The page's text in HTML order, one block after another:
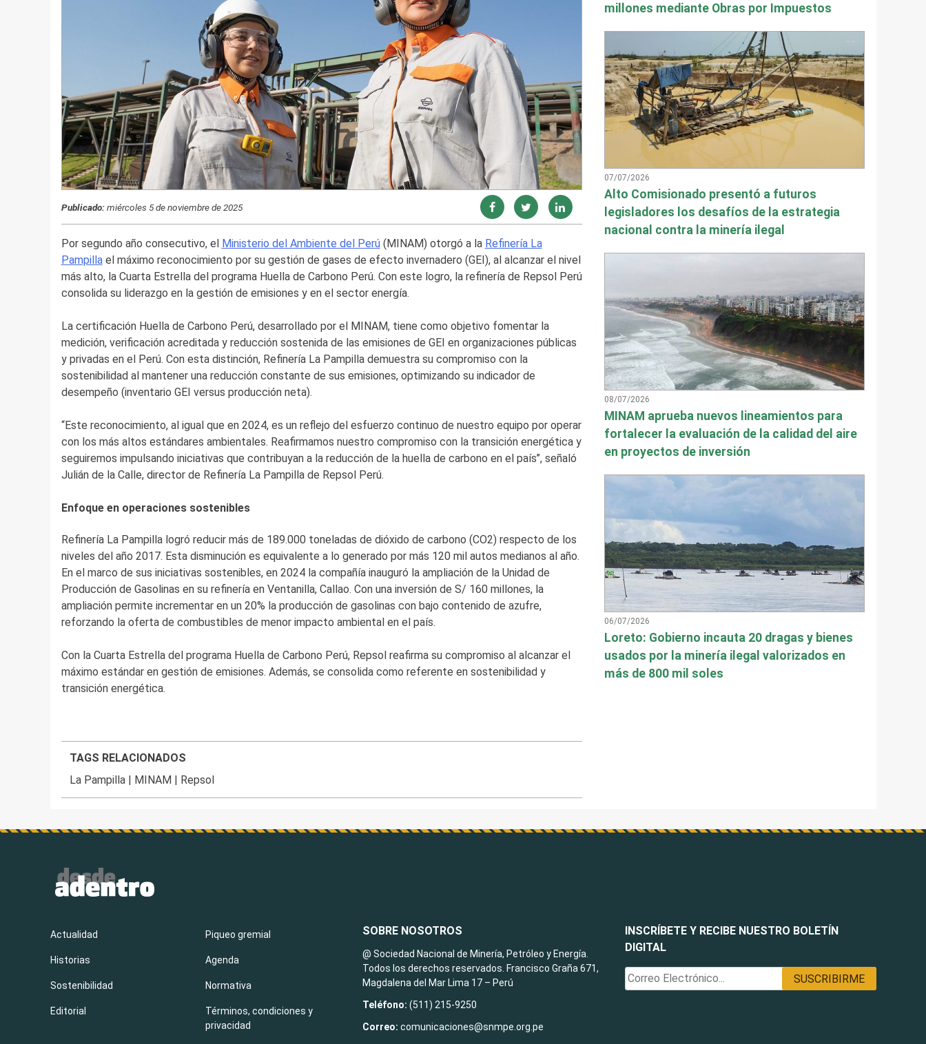
Publicado:miércoles 5 de noviembre de 2025
Por segundo año consecutivo, el Ministerio del Ambiente del Perú(MINAM) otorgó a la Refinería La
Pampillael máximo reconocimiento por su gestión de gases de efecto invernadero (GEI), al alcanzar el nivel
más alto, la Cuarta Estrella del programa Huella de Carbono Perú. Con este logro, la refinería de Repsol Perú
consolida su liderazgo en la gestión de emisiones y en el sector energía.
La certificación Huella de Carbono Perú, desarrollado por el MINAM, tiene como objetivo fomentar la
medición, verificación acreditada y reducción sostenida de las emisiones de GEI en organizaciones públicas
y privadas en el Perú. Con esta distinción, Refinería La Pampilla demuestra su compromiso con la
sostenibilidad al mantener una reducción constante de sus emisiones, optimizando su indicador de
desempeño (inventario GEI versus producción neta).
“Este reconocimiento, al igual que en 2024, es un reflejo del esfuerzo continuo de nuestro equipo por operar
con los más altos estándares ambientales. Reafirmamos nuestro compromiso con la transición energética y
seguiremos impulsando iniciativas que contribuyan a la reducción de la huella de carbono en el país’’, señaló
Julián de la Calle, director de Refinería La Pampilla de Repsol Perú.
Enfoque en operaciones sostenibles
Refinería La Pampilla logró reducir más de 189.000 toneladas de dióxido de carbono (CO2) respecto de los
niveles del año 2017. Esta disminución es equivalente a lo generado por más 120 mil autos medianos al año.
En el marco de sus iniciativas sostenibles, en 2024 la compañía inauguró la ampliación de la Unidad de
Producción de Gasolinas en su refinería en Ventanilla, Callao. Con una inversión de S/ 160 millones, la
ampliación permite incrementar en un 20% la producción de gasolinas con bajo contenido de azufre,
reforzando la oferta de combustibles de menor impacto ambiental en el país.
Con la Cuarta Estrella del programa Huella de Carbono Perú, Repsol reafirma su compromiso al alcanzar el
máximo estándar en gestión de emisiones. Además, se consolida como referente en sostenibilidad y
transición energética.
TAGS RELACIONADOS
La Pampilla
MINAM Repsol
millones mediante Obras por Impuestos
07/07/2026
Alto Comisionado presentó a futuros
legisladores los desafíos de la estrategia
nacional contra la minería ilegal
08/07/2026
MINAM aprueba nuevos lineamientos para
fortalecer la evaluación de la calidad del aire
en proyectos de inversión
06/07/2026
Loreto: Gobierno incauta 20 dragas y bienes
usados por la minería ilegal valorizados en
más de 800 mil soles
INSCRÍBETE Y RECIBE NUESTRO BOLETÍN
DIGITAL
Actualidad
Historias
Sostenibilidad
Editorial
Piqueo gremial
Agenda
Normativa
Términos, condiciones y
privacidad
SOBRE NOSOTROS
@ Sociedad Nacional de Minería, Petróleo y Energía.
Todos los derechos reservados. Francisco Graña 671,
Magdalena del Mar Lima 17 – Perú
Teléfono: (511) 215-9250
Correo:comunicaciones@snmpe.org.pe